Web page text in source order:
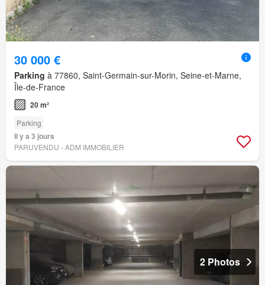
30 000 €
Parking à 77860, Saint-Germain-sur-Morin, Seine-et-Marne,
Île-de-France
20 m²
Parking
Il y a 3 jours
PARUVENDU - ADM IMMOBILIER
2 Photos